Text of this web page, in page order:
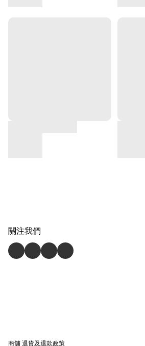
關注我們
商舖退貨及退款政策